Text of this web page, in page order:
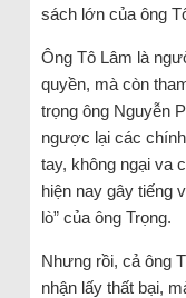
sách lớn của ông
Ông Tô Lâm là
quyền, mà còn
trọng ông Nguyễn
ngược lại các
tay, không ngại va
hiện nay gây tiếng
lò” của ông Trọng.
Nhưng rồi, cả ông
nhận lấy thất bại,